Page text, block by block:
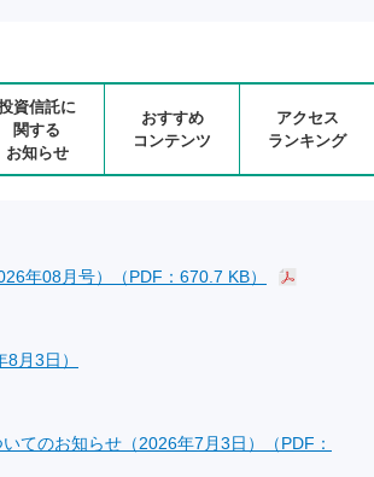
資信託に
関する
お知らせ
おすすめ
コンテンツ
アクセス
ランキング
年08月号）（PDF：670.7 KB）
月3日）
てのお知らせ（2026年7月3日）（PDF：